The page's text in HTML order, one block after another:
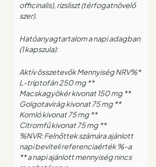
officinalis), rizsliszt (térfogatnövelő
szer).
Hatóanyagtartalom a napi adagban
(1 kapszula):
Aktív összetevők Mennyiség NRV%*
L-triptofán 250 mg **
Macskagyökér kivonat 150 mg **
Golgotavirág kivonat 75 mg **
Komló kivonat 75 mg **
Citromfű kivonat 75 mg **
%NVR: Felnőttek számára ajánlott
napi beviteli referenciaérték %-a
** a napi ajánlott mennyiség nincs